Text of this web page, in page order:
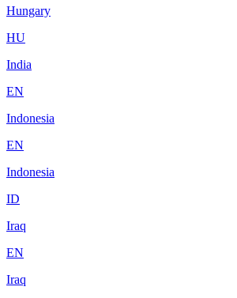
Hungary
HU
India
EN
Indonesia
EN
Indonesia
ID
Iraq
EN
Iraq